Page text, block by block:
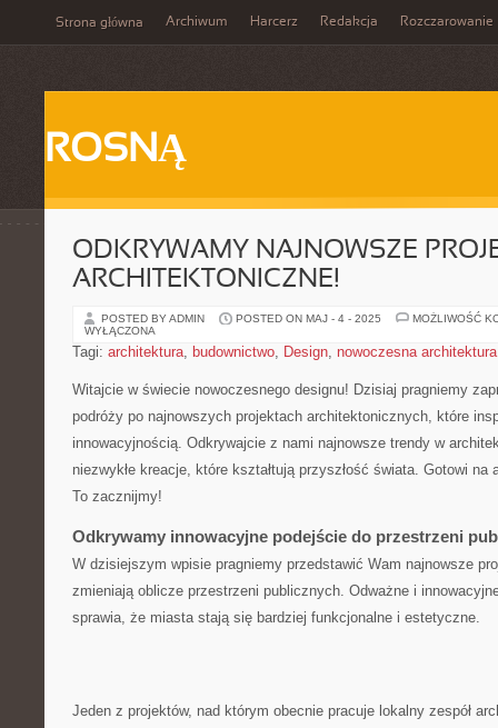
Strona główna Archiwum Harcerz Redakcja Rozczarowanie
ROSNĄ
ODKRYWAMY NAJNOWSZE
ARCHITEKTONICZNE!
POSTED BY ADMIN POSTED ON MAJ - 4 - 2025
MOŻLIWOŚĆ
WYŁĄCZONA
Tagi: architektura, budownictwo, Design, nowoczesna architektura
Witajcie w świecie nowoczesnego designu! Dzisiaj pragniemy⁤
podróży po najnowszych projektach ‌architektonicznych, które
innowacyjnością. Odkrywajcie z nami najnowsze trendy w
niezwykłe kreacje, które kształtują przyszłość świata. Gotowi na
To zacznijmy!
Odkrywamy​ innowacyjne podejście do przestrzeni
W dzisiejszym wpisie pragniemy przedstawić Wam najnowsze​
zmieniają oblicze ‌przestrzeni ‌publicznych. Odważne⁤ i
sprawia, że miasta ⁢stają się bardziej funkcjonalne ⁢i estetyczne.
Jeden z ‍projektów, nad⁢ którym obecnie ​pracuje⁢ lokalny zespół